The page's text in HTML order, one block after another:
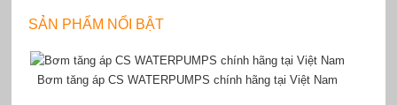
SẢN PHẨM NỔI BẬT
Bơm tăng áp CS WATERPUMPS chính hãng tại Việt Nam